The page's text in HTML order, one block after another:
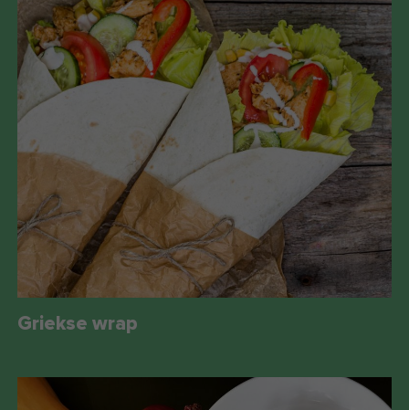
Griekse wrap